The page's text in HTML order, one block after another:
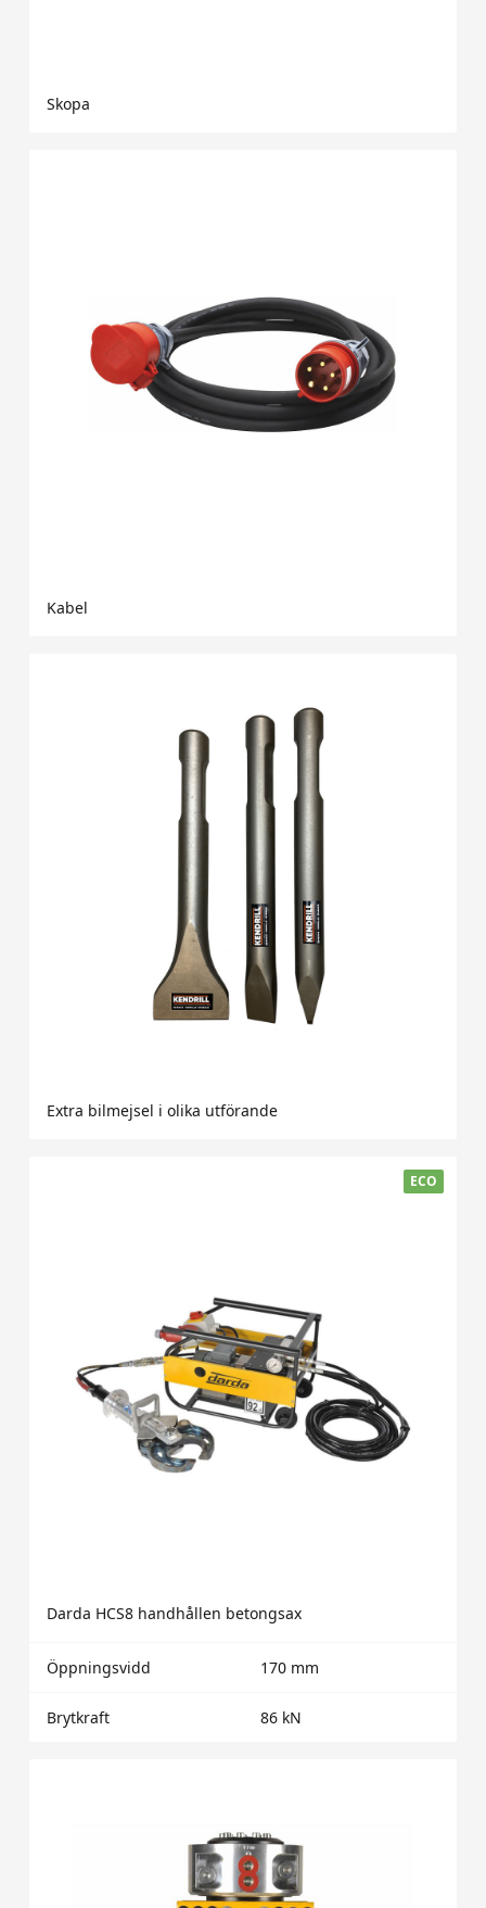
Skopa
Kabel
Extra bilmejsel i olika utförande
ECO
Darda HCS8 handhållen betongsax
Öppningsvidd 170 mm
Brytkraft 86 kN